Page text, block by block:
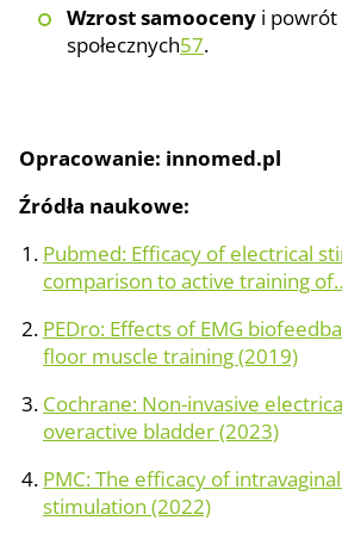
Wzrost samooceny i powrót
społecznych57.
Opracowanie: innomed.pl
Źródła naukowe:
Pubmed: Efficacy of electrical
comparison to active training
PEDro: Effects of EMG
floor muscle training (2019)
Cochrane: Non-invasive
overactive bladder (2023)
PMC: The efficacy of
stimulation (2022)